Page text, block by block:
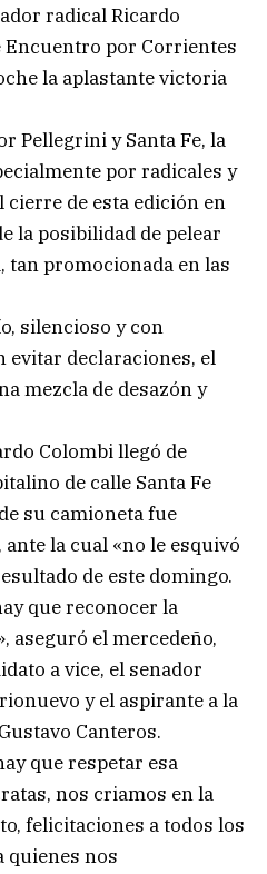
radical Ricardo
Encuentro por Corrientes
la aplastante victoria
Pellegrini y Santa Fe, la
por radicales y
de esta edición en
la posibilidad de pelear
tan promocionada en las
silencioso y con
declaraciones, el
mezcla de desazón y
Colombi llegó de
de calle Santa Fe
su camioneta fue
la cual «no le esquivó
de este domingo.
que reconocer la
aseguró el mercedeño,
a vice, el senador
y el aspirante a la
Canteros.
que respetar esa
nos criamos en la
felicitaciones a todos los
quienes nos